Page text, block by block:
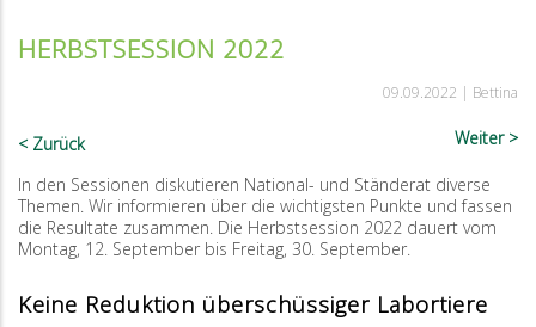
HERBSTSESSION 2022
09.09.2022 | Bettina
Zurück Weiter
In den Sessionen diskutieren National- und Ständerat diverse
Themen. Wir informieren über die wichtigsten Punkte und fassen
die Resultate zusammen. Die Herbstsession 2022 dauert vom
Montag, 12. September bis Freitag, 30. September.
Keine Reduktion überschüssiger Labortiere